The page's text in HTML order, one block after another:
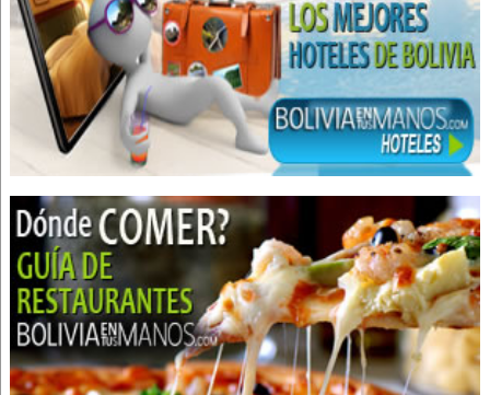
Apartamentos
Departamentos en Alquiler
Apartamentos en Alquiler